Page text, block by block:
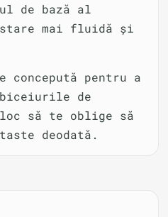
de bază al
mai fluidă și
concepută pentru a
de
să te oblige să
deodată.